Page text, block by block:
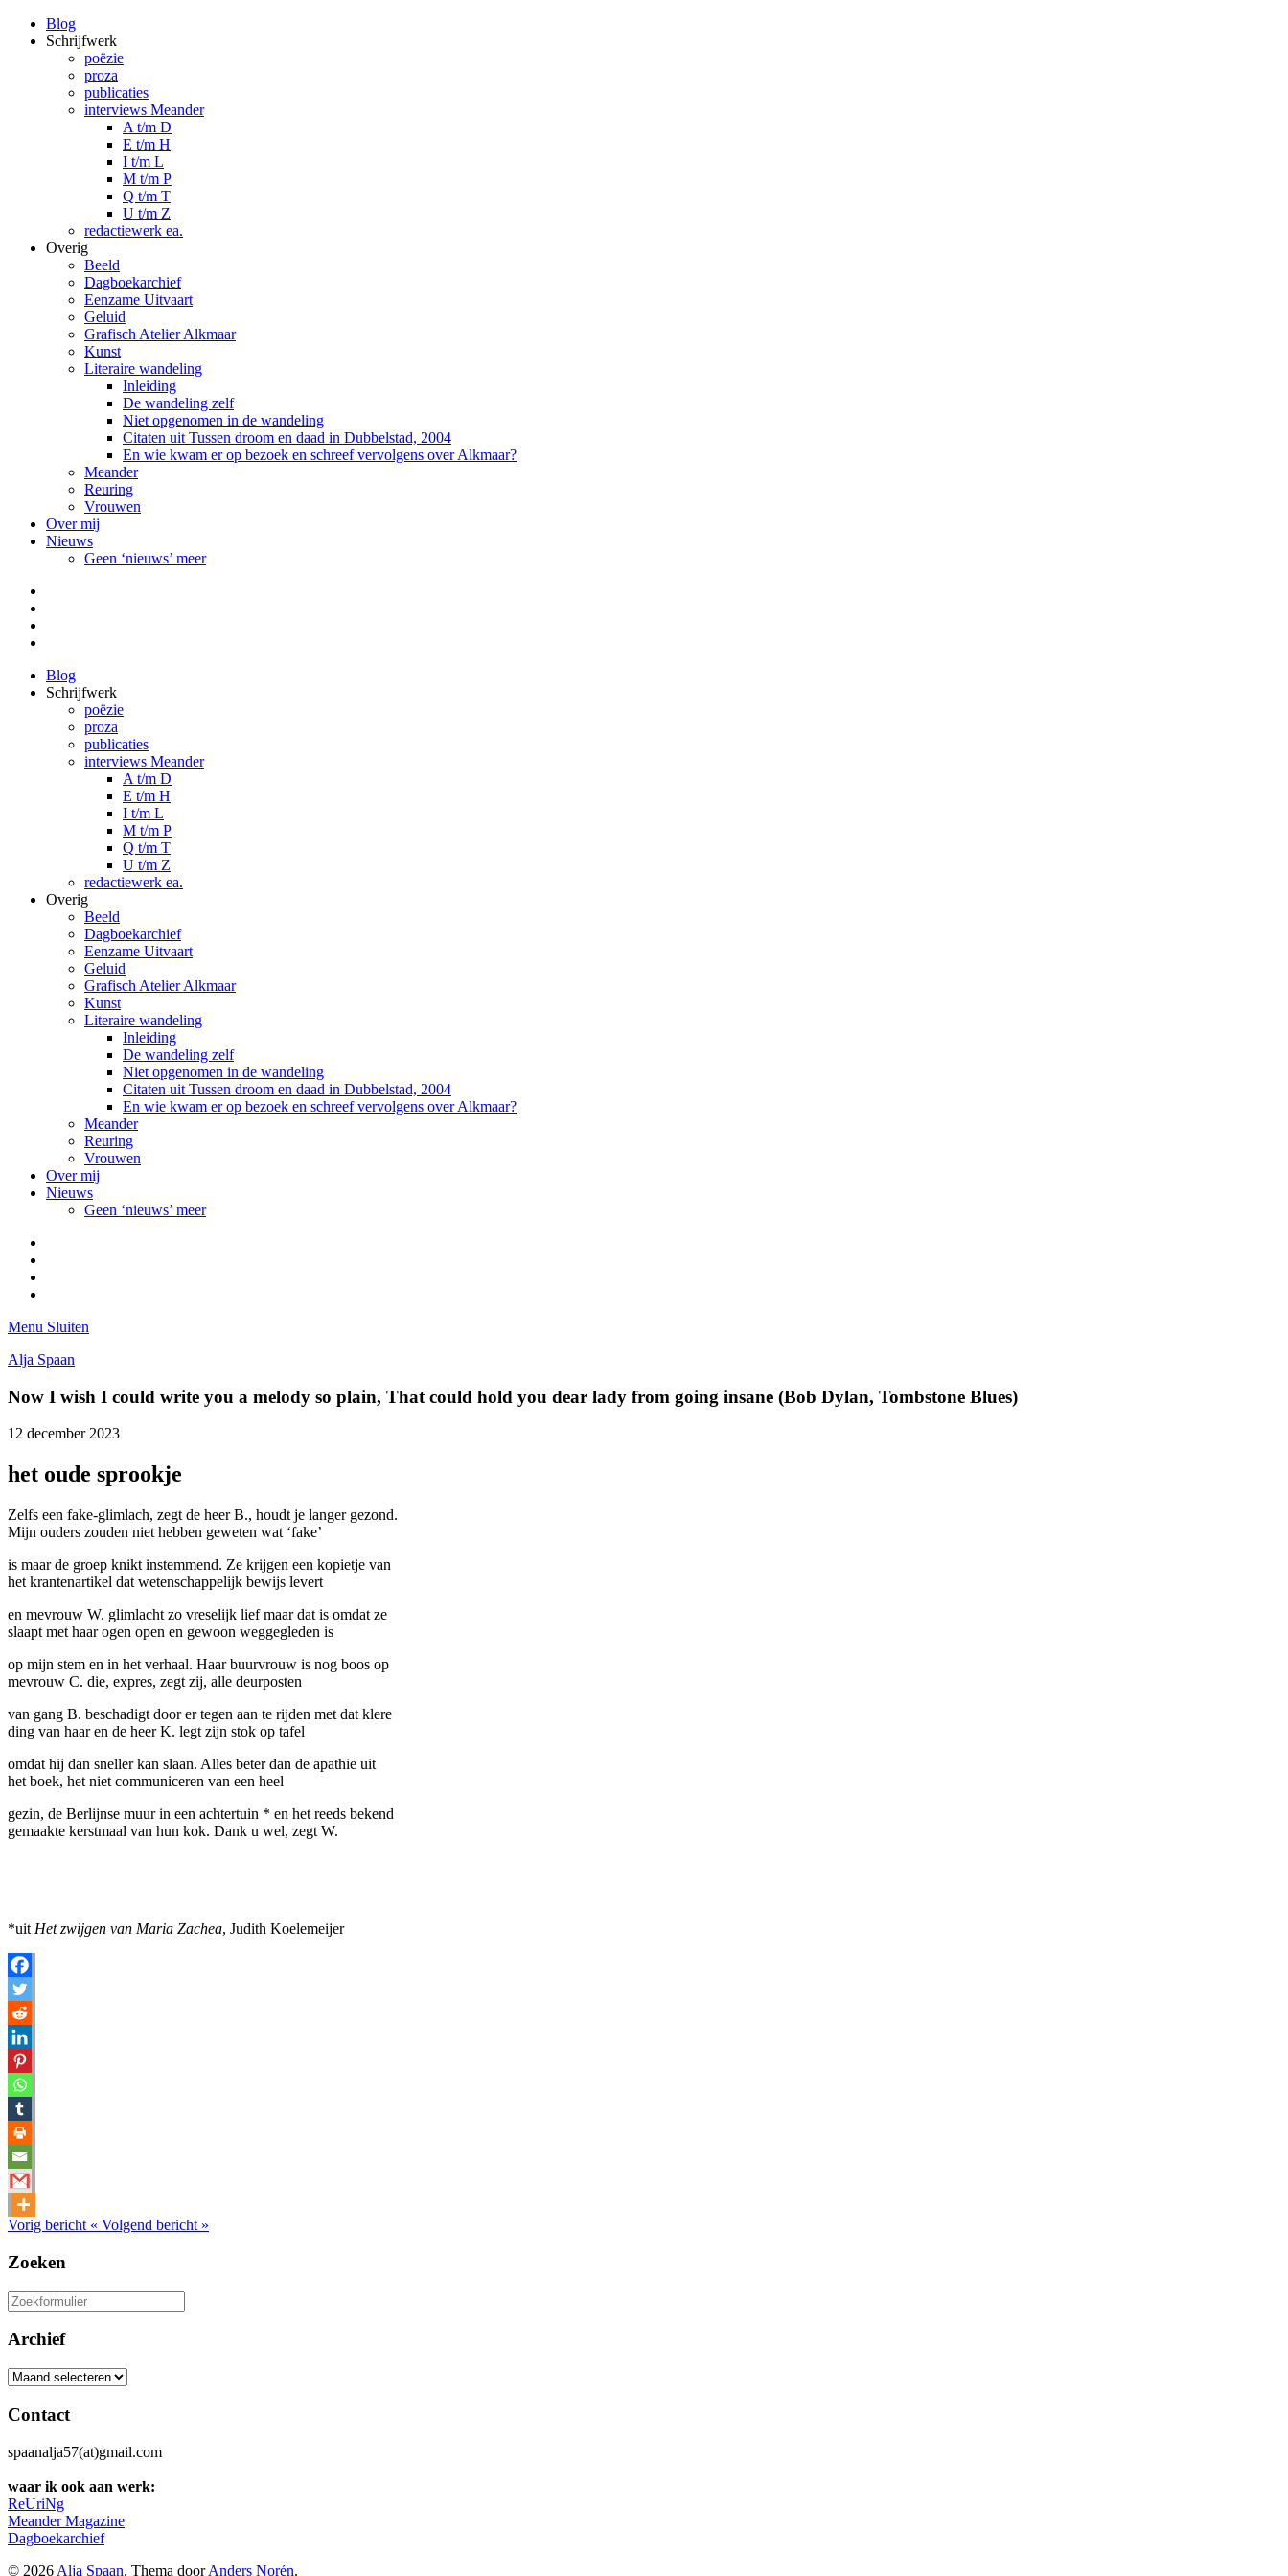
Blog
Schrijfwerk
poëzie
proza
publicaties
interviews Meander
A t/m D
E t/m H
I t/m L
M t/m P
Q t/m T
U t/m Z
redactiewerk ea.
Overig
Beeld
Dagboekarchief
Eenzame Uitvaart
Geluid
Grafisch Atelier Alkmaar
Kunst
Literaire wandeling
Inleiding
De wandeling zelf
Niet opgenomen in de wandeling
Citaten uit Tussen droom en daad in Dubbelstad, 2004
En wie kwam er op bezoek en schreef vervolgens over Alkmaar?
Meander
Reuring
Vrouwen
Over mij
Nieuws
Geen ‘nieuws’ meer
Blog
Schrijfwerk
poëzie
proza
publicaties
interviews Meander
A t/m D
E t/m H
I t/m L
M t/m P
Q t/m T
U t/m Z
redactiewerk ea.
Overig
Beeld
Dagboekarchief
Eenzame Uitvaart
Geluid
Grafisch Atelier Alkmaar
Kunst
Literaire wandeling
Inleiding
De wandeling zelf
Niet opgenomen in de wandeling
Citaten uit Tussen droom en daad in Dubbelstad, 2004
En wie kwam er op bezoek en schreef vervolgens over Alkmaar?
Meander
Reuring
Vrouwen
Over mij
Nieuws
Geen ‘nieuws’ meer
Menu Sluiten
Alja Spaan
Now I wish I could write you a melody so plain, That could hold you dear lady from going insane (Bob Dylan, Tombstone Blues)
12 december 2023
het oude sprookje
Zelfs een fake-glimlach, zegt de heer B., houdt je langer gezond.
Mijn ouders zouden niet hebben geweten wat ‘fake’
is maar de groep knikt instemmend. Ze krijgen een kopietje van
het krantenartikel dat wetenschappelijk bewijs levert
en mevrouw W. glimlacht zo vreselijk lief maar dat is omdat ze
slaapt met haar ogen open en gewoon weggegleden is
op mijn stem en in het verhaal. Haar buurvrouw is nog boos op
mevrouw C. die, expres, zegt zij, alle deurposten
van gang B. beschadigt door er tegen aan te rijden met dat klere
ding van haar en de heer K. legt zijn stok op tafel
omdat hij dan sneller kan slaan. Alles beter dan de apathie uit
het boek, het niet communiceren van een heel
gezin, de Berlijnse muur in een achtertuin * en het reeds bekend
gemaakte kerstmaal van hun kok. Dank u wel, zegt W.
*uit Het zwijgen van Maria Zachea, Judith Koelemeijer
Vorig bericht « Volgend bericht »
Zoeken
Zoeken
naar:
Archief
Archief
Contact
spaanalja57(at)gmail.com
waar ik ook aan werk:
ReUriNg
Meander Magazine
Dagboekarchief
© 2026 Alja Spaan. Thema doorAnders Norén.